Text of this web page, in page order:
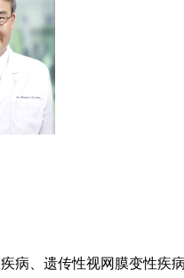
病、遗传性视网膜变性疾